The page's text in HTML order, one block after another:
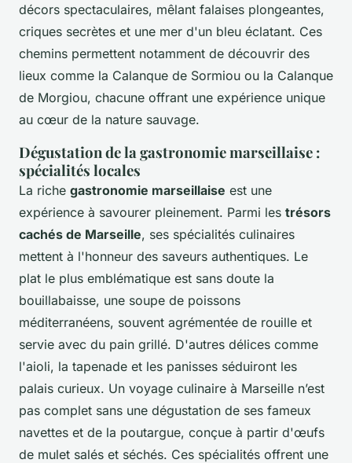
décors spectaculaires, mêlant falaises plongeantes,
criques secrètes et une mer d'un bleu éclatant. Ces
chemins permettent notamment de découvrir des
lieux comme la Calanque de Sormiou ou la Calanque
de Morgiou, chacune offrant une expérience unique
au cœur de la nature sauvage.
Dégustation de la gastronomie marseillaise :
spécialités locales
La riche gastronomie marseillaise est une
expérience à savourer pleinement. Parmi les trésors
cachés de Marseille, ses spécialités culinaires
mettent à l'honneur des saveurs authentiques. Le
plat le plus emblématique est sans doute la
bouillabaisse, une soupe de poissons
méditerranéens, souvent agrémentée de rouille et
servie avec du pain grillé. D'autres délices comme
l'aioli, la tapenade et les panisses séduiront les
palais curieux. Un voyage culinaire à Marseille n’est
pas complet sans une dégustation de ses fameux
navettes et de la poutargue, conçue à partir d'œufs
de mulet salés et séchés. Ces spécialités offrent une